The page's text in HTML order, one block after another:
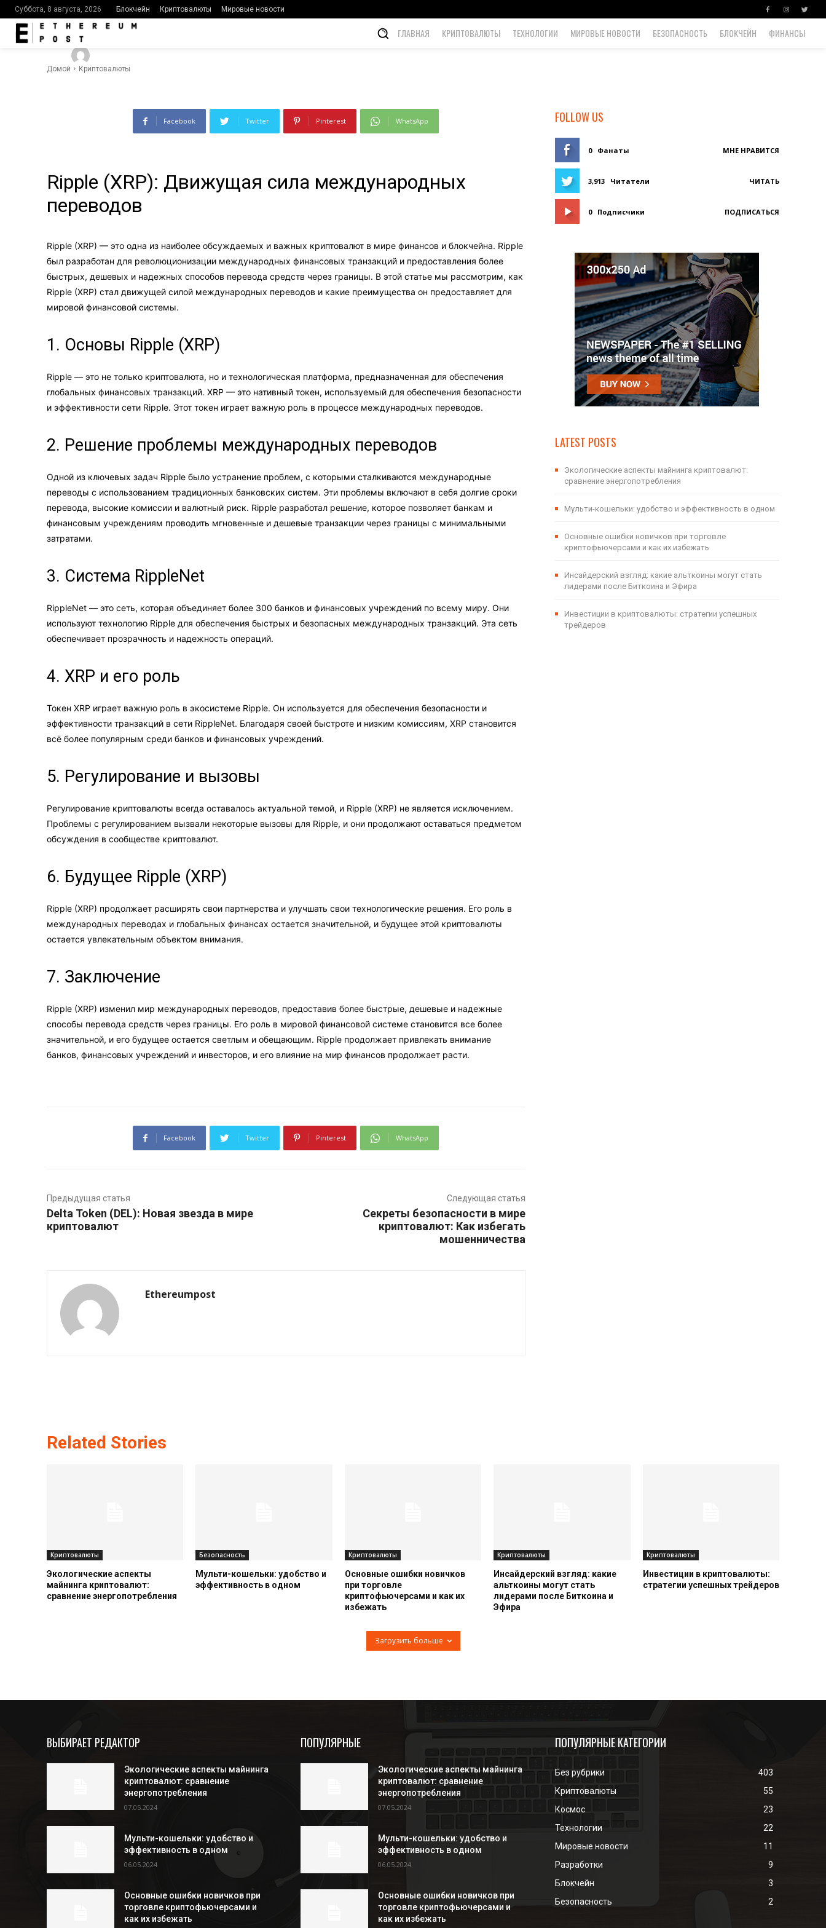
Суббота, 8 августа, 2026 Блокчейн Криптовалюты Мировые новости
ГЛАВНАЯ КРИПТОВАЛЮТЫ ТЕХНОЛОГИИ МИРОВЫЕ НОВОСТИ БЕЗОПАСНОСТЬ БЛОКЧЕЙН ФИНАНСЫ
Домой Криптовалюты
международных переводов
Facebook Twitter Pinterest WhatsApp
Ripple (XRP): Движущая сила международных
переводов
Ripple (XRP) — это одна из наиболее обсуждаемых и важных криптовалют в мире финансов и блокчейна. Ripple
был разработан для революционизации международных финансовых транзакций и предоставления более
быстрых, дешевых и надежных способов перевода средств через границы. В этой статье мы рассмотрим, как
Ripple (XRP) стал движущей силой международных переводов и какие преимущества он предоставляет для
мировой финансовой системы.
1. Основы Ripple (XRP)
Ripple — это не только криптовалюта, но и технологическая платформа, предназначенная для обеспечения
глобальных финансовых транзакций. XRP — это нативный токен, используемый для обеспечения безопасности
и эффективности сети Ripple. Этот токен играет важную роль в процессе международных переводов.
2. Решение проблемы международных переводов
Одной из ключевых задач Ripple было устранение проблем, с которыми сталкиваются международные
переводы с использованием традиционных банковских систем. Эти проблемы включают в себя долгие сроки
перевода, высокие комиссии и валютный риск. Ripple разработал решение, которое позволяет банкам и
финансовым учреждениям проводить мгновенные и дешевые транзакции через границы с минимальными
затратами.
3. Система RippleNet
RippleNet — это сеть, которая объединяет более 300 банков и финансовых учреждений по всему миру. Они
используют технологию Ripple для обеспечения быстрых и безопасных международных транзакций. Эта сеть
обеспечивает прозрачность и надежность операций.
4. XRP и его роль
Токен XRP играет важную роль в экосистеме Ripple. Он используется для обеспечения безопасности и
эффективности транзакций в сети RippleNet. Благодаря своей быстроте и низким комиссиям, XRP становится
всё более популярным среди банков и финансовых учреждений.
5. Регулирование и вызовы
Регулирование криптовалюты всегда оставалось актуальной темой, и Ripple (XRP) не является исключением.
Проблемы с регулированием вызвали некоторые вызовы для Ripple, и они продолжают оставаться предметом
обсуждения в сообществе криптовалют.
6. Будущее Ripple (XRP)
Ripple (XRP) продолжает расширять свои партнерства и улучшать свои технологические решения. Его роль в
международных переводах и глобальных финансах остается значительной, и будущее этой криптовалюты
остается увлекательным объектом внимания.
7. Заключение
Ripple (XRP) изменил мир международных переводов, предоставив более быстрые, дешевые и надежные
способы перевода средств через границы. Его роль в мировой финансовой системе становится все более
значительной, и его будущее остается светлым и обещающим. Ripple продолжает привлекать внимание
банков, финансовых учреждений и инвесторов, и его влияние на мир финансов продолжает расти.
Facebook Twitter Pinterest WhatsApp
Предыдущая статья
Delta Token (DEL): Новая звезда в мире
криптовалют
Следующая статья
Секреты безопасности в мире
криптовалют: Как избегать
мошенничества
Ethereumpost
FOLLOW US
0 Фанаты МНЕ НРАВИТСЯ
3,913 Читатели ЧИТАТЬ
0 Подписчики ПОДПИСАТЬСЯ
LATEST POSTS
Экологические аспекты майнинга криптовалют:
сравнение энергопотребления
Мульти-кошельки: удобство и эффективность в одном
Основные ошибки новичков при торговле
криптофьючерсами и как их избежать
Инсайдерский взгляд: какие альткоины могут стать
лидерами после Биткоина и Эфира
Инвестиции в криптовалюты: стратегии успешных
трейдеров
Related Stories
Криптовалюты
Экологические аспекты
майнинга криптовалют:
сравнение энергопотребления
Безопасность
Мульти-кошельки: удобство и
эффективность в одном
Криптовалюты
Основные ошибки новичков
при торговле
криптофьючерсами и как их
избежать
Криптовалюты
Инсайдерский взгляд: какие
альткоины могут стать
лидерами после Биткоина и
Эфира
Криптовалюты
Инвестиции в криптовалюты:
стратегии успешных трейдеров
Загрузить больше
ВЫБИРАЕТ РЕДАКТОР
Экологические аспекты майнинга
криптовалют: сравнение
энергопотребления
07.05.2024
Мульти-кошельки: удобство и
эффективность в одном
06.05.2024
Основные ошибки новичков при
торговле криптофьючерсами и
как их избежать
ПОПУЛЯРНЫЕ
Экологические аспекты майнинга
криптовалют: сравнение
энергопотребления
07.05.2024
Мульти-кошельки: удобство и
эффективность в одном
06.05.2024
Основные ошибки новичков при
торговле криптофьючерсами и
как их избежать
ПОПУЛЯРНЫЕ КАТЕГОРИИ
Без рубрики
403
Криптовалюты
55
Космос
23
Технологии
22
Мировые новости
11
Разработки
9
Блокчейн
3
Безопасность
2